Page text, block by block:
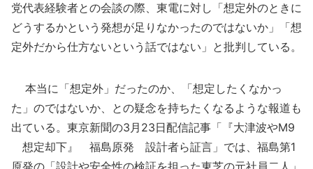
党代表経験者との会談の際、東電に対し「想定外のときに
どうするかという発想が足りなかったのではないか」「想
定外だから仕方ないという話ではない」と批判している。
本当に「想定外」だったのか、「想定したくなかっ
た」のではないか、との疑念を持ちたくなるような報道も
出ている。東京新聞の3月23日配信記事「『大津波やM9
想定却下』 福島原発 設計者ら証言」では、福島第1
原発の「設計や安全性の検証を担った東芝の元社員二人」